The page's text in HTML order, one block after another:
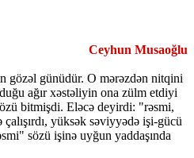
Ceyhun Musaoğlu
gözəl günüdür. O mərəzdən nitqini
ağır xəstəliyin ona zülm etdiyi
bitmişdi. Eləcə deyirdi: "rəsmi,
yüksək səviyyədə işi-gücü
sözü işinə uyğun yaddaşında